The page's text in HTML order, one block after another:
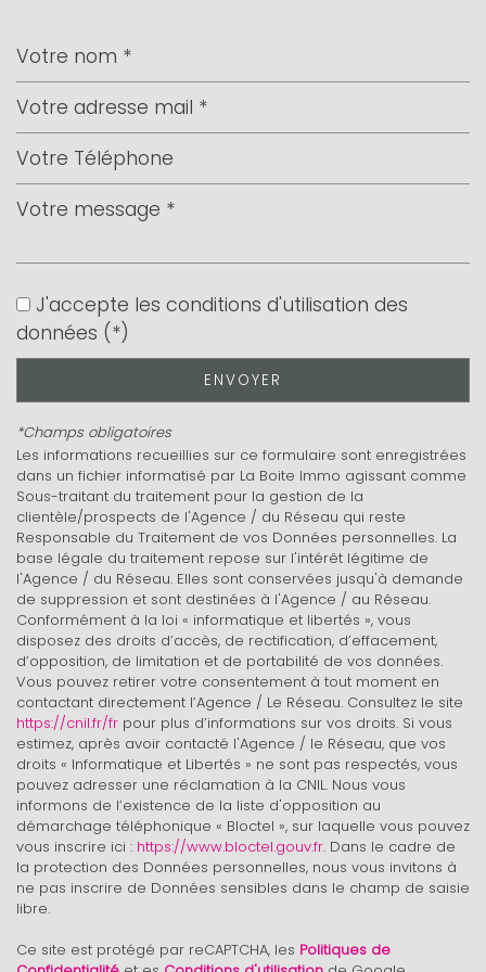
École maternelle
Enseignement supérieur
Lycée
Gare ferroviaire
Bureau de poste
Mairie
Presse et Tabac
statistiques
Nombre d'habitants
343 631
Propriétaires (vs. locataires)
47,47 %
Taxe habitation
21,31 %
Taxe foncière
23,12 %
Habitants de moins de 25 ans
28,27 %
Habitants de plus de 55 ans
34,25 %
J'accepte les conditions d'utilisation des
données (*)
ENVOYER
*Champs obligatoires
Les informations recueillies sur ce formulaire sont enregistrées
dans un fichier informatisé par La Boite Immo agissant comme
Sous-traitant du traitement pour la gestion de la
clientèle/prospects de l'Agence / du Réseau qui reste
Responsable du Traitement de vos Données personnelles. La
base légale du traitement repose sur l'intérêt légitime de
l'Agence / du Réseau. Elles sont conservées jusqu'à demande
de suppression et sont destinées à l'Agence / au Réseau.
Conformément à la loi « informatique et libertés », vous
disposez des droits d’accès, de rectification, d’effacement,
d’opposition, de limitation et de portabilité de vos données.
Vous pouvez retirer votre consentement à tout moment en
contactant directement l’Agence / Le Réseau. Consultez le site
https://cnil.fr/fr pour plus d’informations sur vos droits. Si vous
estimez, après avoir contacté l'Agence / le Réseau, que vos
droits « Informatique et Libertés » ne sont pas respectés, vous
pouvez adresser une réclamation à la CNIL. Nous vous
informons de l’existence de la liste d'opposition au
démarchage téléphonique « Bloctel », sur laquelle vous pouvez
vous inscrire ici : https://www.bloctel.gouv.fr. Dans le cadre de
la protection des Données personnelles, nous vous invitons à
ne pas inscrire de Données sensibles dans le champ de saisie
libre.
Ce site est protégé par reCAPTCHA, les Politiques de